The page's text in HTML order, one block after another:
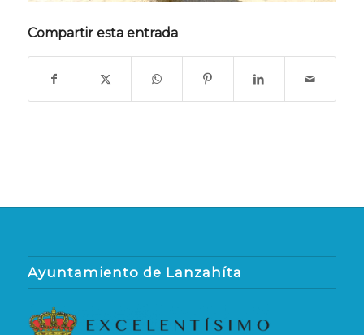
Compartir esta entrada
Ayuntamiento de Lanzahíta